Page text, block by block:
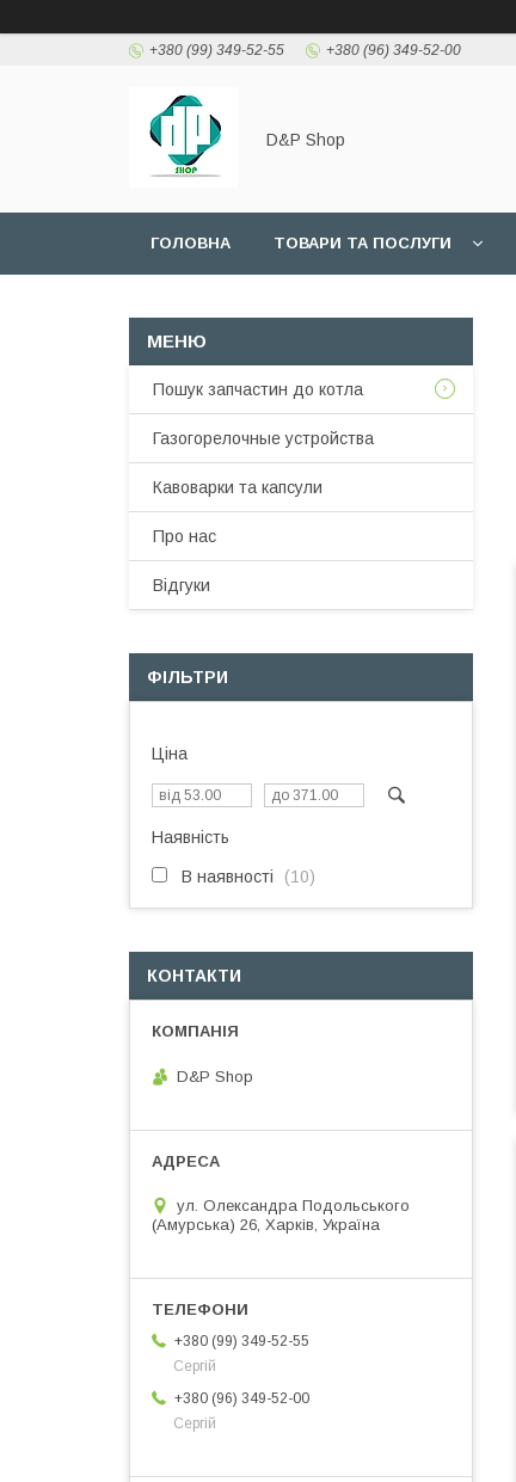
+380 (99) 349-52-55 +380 (96) 349-52-00
D&P Shop
ГОЛОВНА ТОВАРИ ТА ПОСЛУГИ
Пошук запчастин до котла
Газогорелочные устройства
Кавоварки та капсули
Про нас
Відгуки
ФІЛЬТРИ
Ціна
Наявність
В наявності 10
КОНТАКТИ
D&P Shop
ул. Олександра Подольського
(Амурська) 26, Харків, Україна
+380 (99) 349-52-55
Сергій
+380 (96) 349-52-00
Сергій